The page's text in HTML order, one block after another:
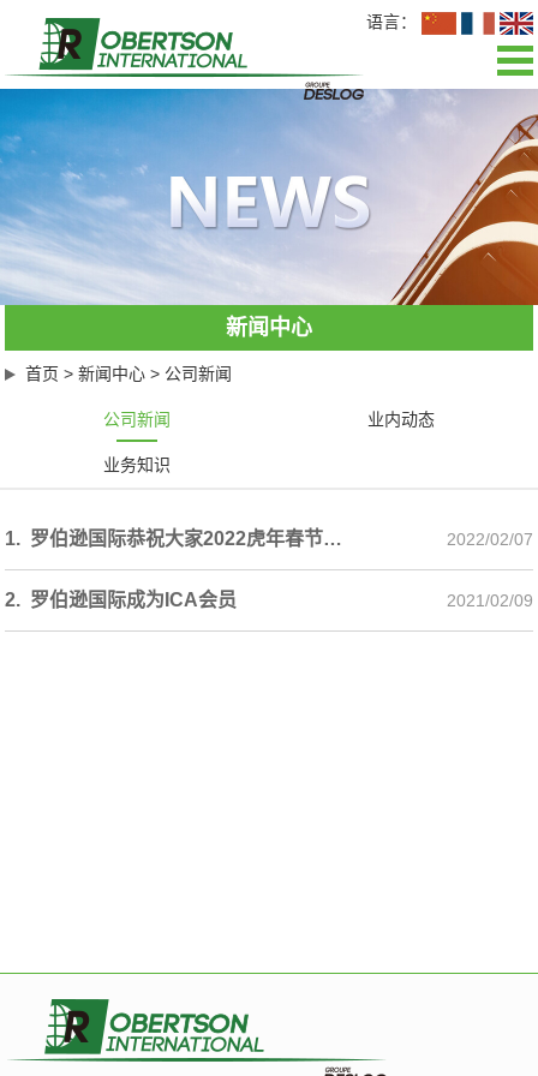
语言：
关于我们
新闻中心
公司文化
新闻中心
首页 >新闻中心 > 公司新闻
公司新闻 业内动态
业务知识
1. 罗伯逊国际恭祝大家2022虎年春节快乐！ 2022/02/07
2. 罗伯逊国际成为ICA会员 2021/02/09